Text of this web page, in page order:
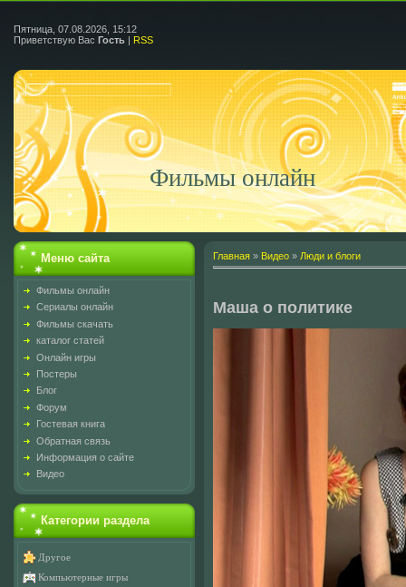
Пятница, 07.08.2026, 15:12
Приветствую Вас Гость | RSS
Фильмы онлайн
Меню сайта
Фильмы онлайн
Сериалы онлайн
Фильмы скачать
каталог статей
Онлайн игры
Постеры
Блог
Форум
Гостевая книга
Обратная связь
Информация о сайте
Видео
Категории раздела
Другое
Компьютерные игры
Главная » Видео » Люди и блоги
Маша о политике